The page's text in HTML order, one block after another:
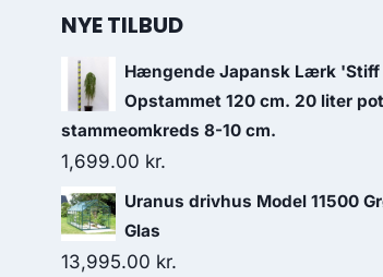
NYE TILBUD
Hængende Japansk Lærk 'Stiff
Opstammet 120 cm. 20 liter
stammeomkreds 8-10 cm.
1,699.00 kr.
Uranus drivhus Model 11500
Glas
13,995.00 kr.